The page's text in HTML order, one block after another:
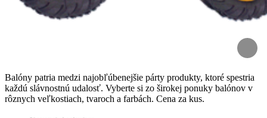
Balóny patria medzi najobľúbenejšie párty produkty, ktoré spestria
každú slávnostnú udalosť. Vyberte si zo širokej ponuky balónov v
rôznych veľkostiach, tvaroch a farbách. Cena za kus.